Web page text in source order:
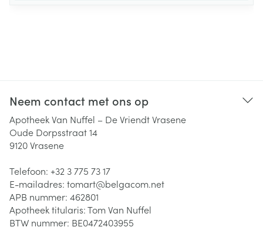
Neem contact met ons op
Apotheek Van Nuffel – De Vriendt Vrasene
Oude Dorpsstraat 14
9120Vrasene
Telefoon: +32 3 775 73 17
E-mailadres: tomart@belgacom.net
APB nummer: 462801
Apotheek titularis:Tom Van Nuffel
BTW nummer: BE0472403955